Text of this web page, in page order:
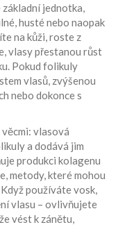
základní jednotka,
husté nebo naopak
na kůži, roste z
vlasy přestanou růst
Pokud folikuly
vlasů, zvýšenou
nebo dokonce s
vlasová
a dodává jim
produkci kolagenu
,metody, které mohou
Když používáte vosk,
vlasu – ovlivňujete
vést k zánětu,